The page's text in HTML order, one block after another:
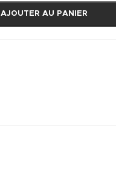
AJOUTER AU PANIER